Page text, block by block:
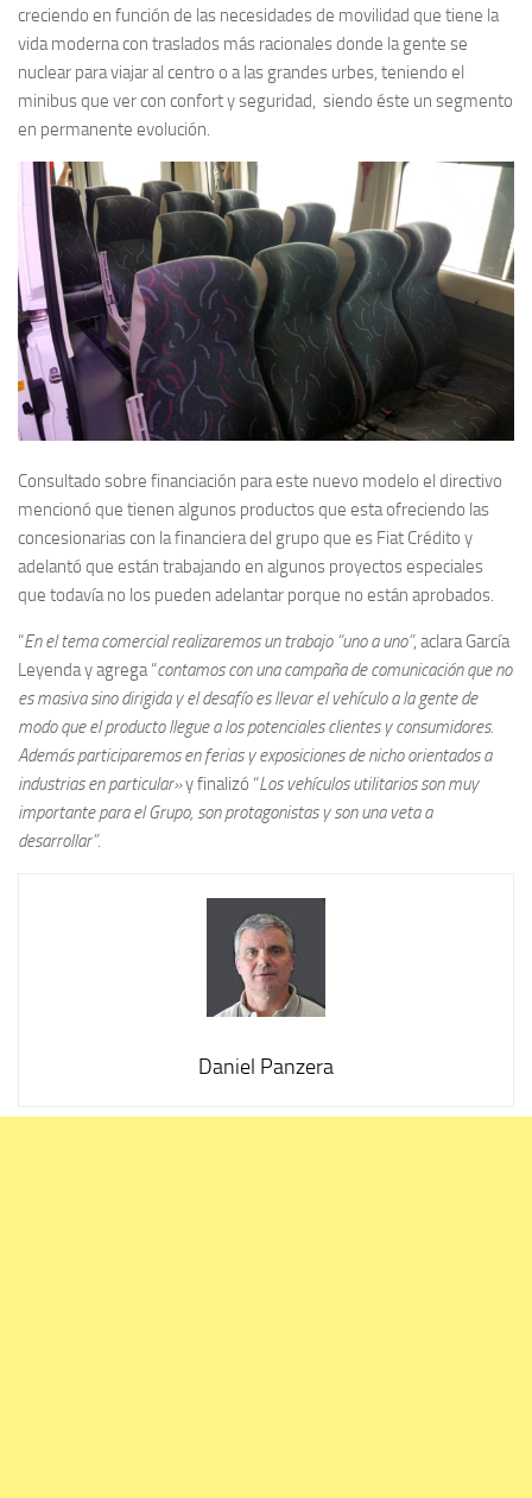
creciendo en función de las necesidades de movilidad que tiene la
vida moderna con traslados más racionales donde la gente se
nuclear para viajar al centro o a las grandes urbes, teniendo el
minibus que ver con confort y seguridad, siendo éste un segmento
en permanente evolución.
Consultado sobre financiación para este nuevo modelo el directivo
mencionó que tienen algunos productos que esta ofreciendo las
concesionarias con la financiera del grupo que es Fiat Crédito y
adelantó que están trabajando en algunos proyectos especiales
que todavía no los pueden adelantar porque no están aprobados.
“En el tema comercial realizaremos un trabajo “uno a uno”, aclara García
Leyenda y agrega “contamos con una campaña de comunicación que no
es masiva sino dirigida y el desafío es llevar el vehículo a la gente de
modo que el producto llegue a los potenciales clientes y consumidores.
Además participaremos en ferias y exposiciones de nicho orientados a
industrias en particular»y finalizó “Los vehículos utilitarios son muy
importante para el Grupo, son protagonistas y son una veta a
desarrollar”.
Daniel Panzera